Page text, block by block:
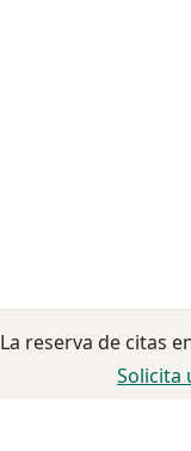
La reserva de citas
Solicita